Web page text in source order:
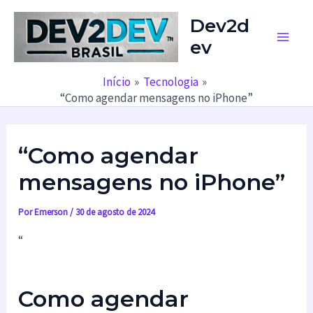
Dev2d
ev
Início
Tecnologia
“Como agendar mensagens no iPhone”
“Como agendar
mensagens no iPhone”
PorEmerson/ 30 de agosto de 2024
“
Como agendar